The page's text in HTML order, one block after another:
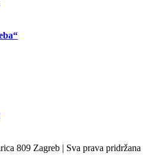
809 Zagreb | Sva prava pridržana